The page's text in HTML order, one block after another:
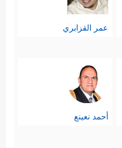
عمر القزابري
أحمد نعينع